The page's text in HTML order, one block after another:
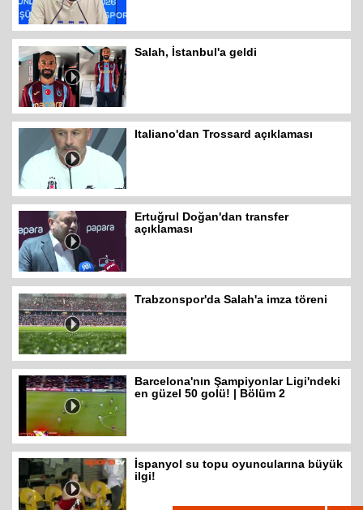
Salah, İstanbul'a geldi
Italiano'dan Trossard açıklaması
Ertuğrul Doğan'dan transfer
açıklaması
Trabzonspor'da Salah'a imza töreni
Barcelona'nın Şampiyonlar Ligi'ndeki
en güzel 50 golü! | Bölüm 2
İspanyol su topu oyuncularına büyük
ilgi!